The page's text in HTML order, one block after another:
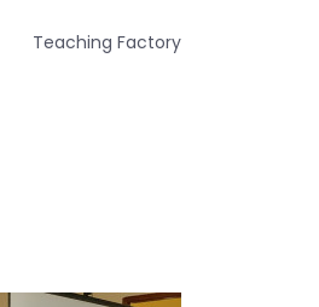
Teaching Factory